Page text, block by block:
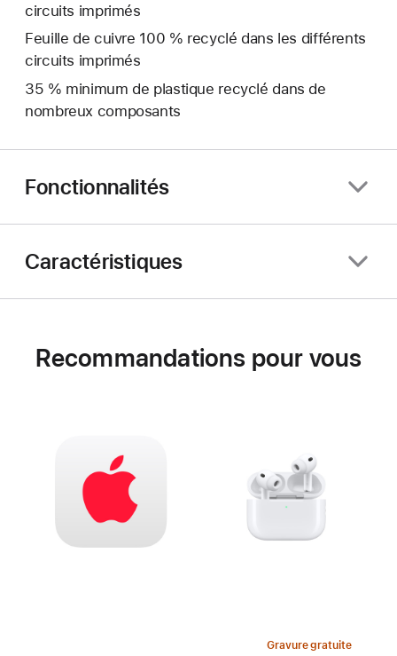
circuits imprimés
Feuille de cuivre 100 % recyclé dans les différents
circuits imprimés
35 % minimum de plastique recyclé dans de
nombreux composants
Fonctionnalités
Caractéristiques
Recommandations pour vous
Gravure gratuite